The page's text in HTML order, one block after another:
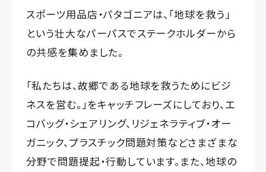
スポーツ用品店・パタゴニアは、「地球を救う」
という壮大なパーパスでステークホルダーから
の共感を集めました。
「私たちは、故郷である地球を救うためにビジ
ネスを営む。」をキャッチフレーズにしており、エ
コバッグ・シェアリング、リジェネラティブ・オー
ガニック、プラスチック問題対策などさまざまな
分野で問題提起・行動しています。また、地球の